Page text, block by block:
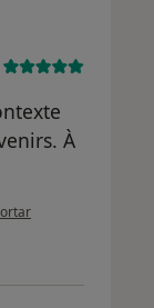
À
del usuario Victoire